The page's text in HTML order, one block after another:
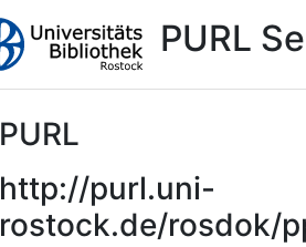
PURL
PURL
http://purl.uni-
rostock.de/rosdok/